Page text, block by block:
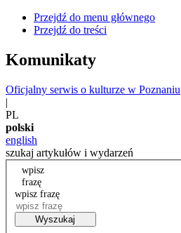
Przejdź do menu głównego
Przejdź do treści
Komunikaty
Oficjalny serwis o kulturze w Poznaniu
|
PL
polski
english
szukaj artykułów i wydarzeń
wpisz
frazę
wpisz frazę
Wyszukaj